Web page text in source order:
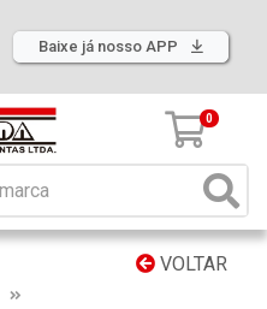
Baixe já nosso APP
0
VOLTAR